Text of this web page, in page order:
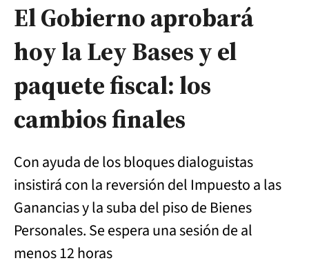
El Gobierno aprobará
hoy la Ley Bases y el
paquete fiscal: los
cambios finales
Con ayuda de los bloques dialoguistas
insistirá con la reversión del Impuesto a las
Ganancias y la suba del piso de Bienes
Personales. Se espera una sesión de al
menos 12 horas